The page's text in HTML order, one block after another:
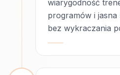
wiarygodność
programów i jasna
bez wykraczania